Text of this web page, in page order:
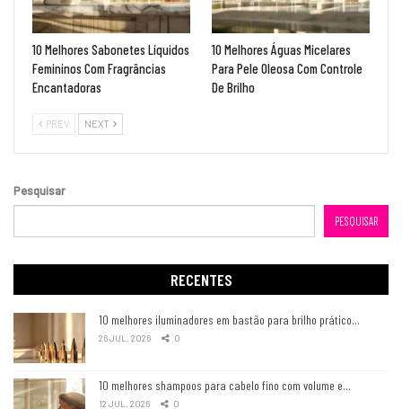
10 Melhores Sabonetes Líquidos
Femininos Com Fragrâncias
Encantadoras
10 Melhores Águas Micelares
Para Pele Oleosa Com Controle
De Brilho
PREV NEXT
Pesquisar
PESQUISAR
RECENTES
10 melhores iluminadores em bastão para brilho prático…
26 JUL, 2026 0
10 melhores shampoos para cabelo fino com volume e…
12 JUL, 2026 0